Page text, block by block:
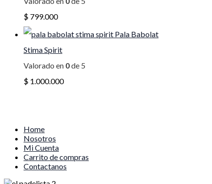
$ 799.000
Pala Babolat
Stima Spirit
Valorado en 0de 5
$ 1.000.000
Home
Nosotros
Mi Cuenta
Carrito de compras
Contactanos